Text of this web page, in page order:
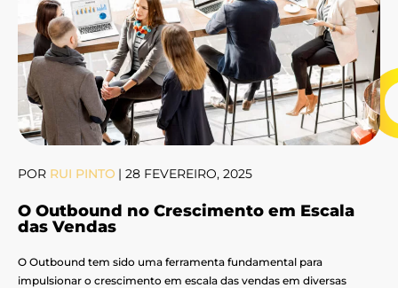
POR RUI PINTO | 28 FEVEREIRO, 2025
O Outbound no Crescimento em Escala
das Vendas
O Outbound tem sido uma ferramenta fundamental para
impulsionar o crescimento em escala das vendas em diversas